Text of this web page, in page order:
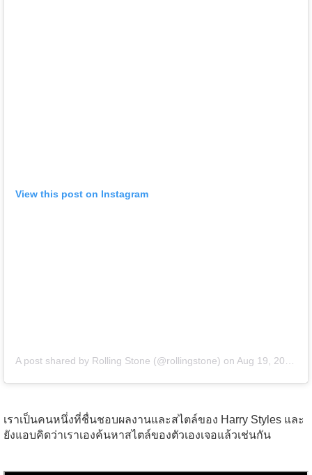
View this post on Instagram
A post shared by Rolling Stone (@rollingstone) on Aug 19, 2019 at 2:54pm PDT
เราเป็นคนหนึ่งที่ชื่นชอบผลงานและสไตล์ของ Harry Styles และ
ยังแอบคิดว่าเราเองค้นหาสไตล์ของตัวเองเจอแล้วเช่นกัน